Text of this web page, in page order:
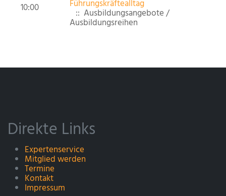
10:00 Führungskräftealltag
:: Ausbildungsangebote /
Ausbildungsreihen
Direkte Links
Expertenservice
Mitglied werden
Termine
Kontakt
Impressum